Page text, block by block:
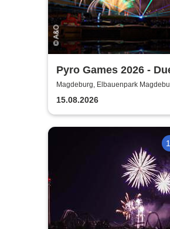
Pyro Games 2026 -
Feuerwerker
Magdeburg, Elbauenpark
15.08.2026